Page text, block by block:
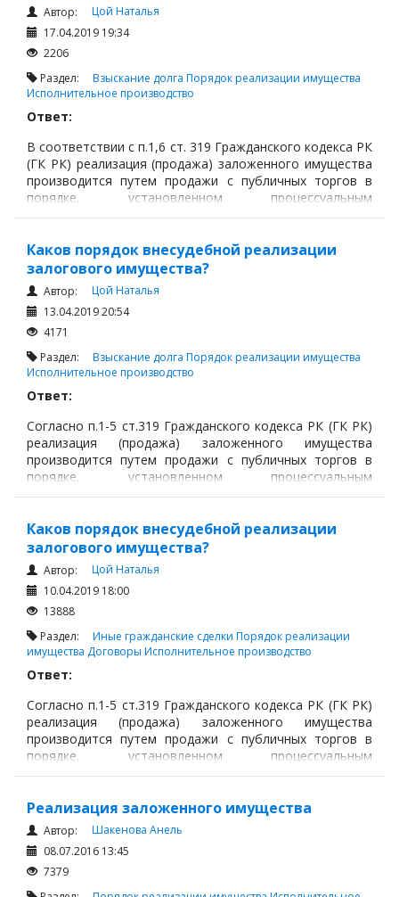
Трудовые отношения
Корпоративные отношения
Договоры
Доверенности
Интернет и право
Возмещение ущерба
Проверка государственных органов
Государственные закупки
Предварительный квалификационный отбор «Самрук-
Қазына» (ПКО)
Некоммерческие организации
Лицензирование (разрешения и уведомления)
Исполнительное производство
Сроки в исполнительном производстве
Исполнительный лист
Обращения взыскания на имущество и деньги
Судебные исполнители
Иные вопросы
Судопроизводство
Ответы государственных органов
Автор:
Цой Наталья
17.04.2019 19:34
2206
Раздел: Взыскание долга Порядок реализации имущества
Исполнительное производство
Ответ:
В соответствии с п.1,6 ст. 319 Гражданского кодекса РК
(ГК РК) реализация (продажа) заложенного имущества
производится путем продажи с публичных торгов в
порядке, установленном процессуальным
законодательством, если законодательными актами не
Каков порядок внесудебной реализации
залогового имущества?
Автор:
Цой Наталья
13.04.2019 20:54
4171
Раздел: Взыскание долга Порядок реализации имущества
Исполнительное производство
Ответ:
Согласно п.1-5 ст.319 Гражданского кодекса РК (ГК РК)
реализация (продажа) заложенного имущества
производится путем продажи с публичных торгов в
порядке, установленном процессуальным
законодательством, если законодательными актами не
Каков порядок внесудебной реализации
залогового имущества?
Автор:
Цой Наталья
10.04.2019 18:00
13888
Раздел: Иные гражданские сделки Порядок реализации
имущества Договоры Исполнительное производство
Ответ:
Согласно п.1-5 ст.319 Гражданского кодекса РК (ГК РК)
реализация (продажа) заложенного имущества
производится путем продажи с публичных торгов в
порядке, установленном процессуальным
законодательством, если законодательными актами не
Реализация заложенного имущества
Автор:
Шакенова Анель
08.07.2016 13:45
7379